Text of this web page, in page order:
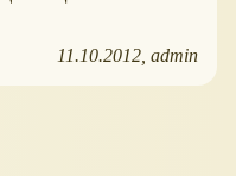
11.10.2012 admin